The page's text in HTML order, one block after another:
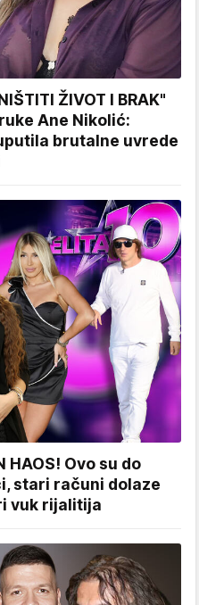
ŽIVOT I BRAK"
Ane Nikolić:
brutalne uvrede
HAOS! Ovo su do
stari računi dolaze
vuk rijalitija